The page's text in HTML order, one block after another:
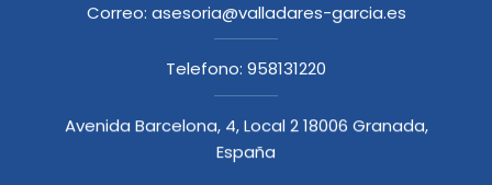
Correo: asesoria@valladares-garcia.es
Telefono: 958131220
Avenida Barcelona, 4, Local 2 18006 Granada,
España